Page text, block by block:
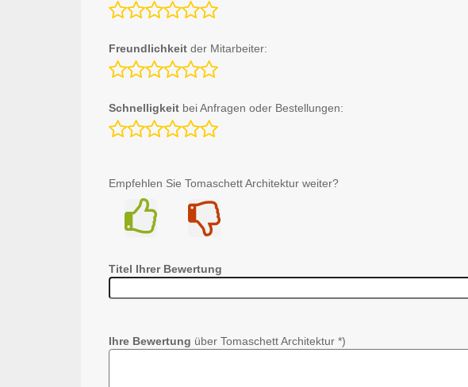
Freundlichkeit der Mitarbeiter:
Schnelligkeit bei Anfragen oder Bestellungen:
Empfehlen Sie Tomaschett Architektur weiter?
Titel Ihrer Bewertung
Ihre Bewertung über Tomaschett Architektur *)